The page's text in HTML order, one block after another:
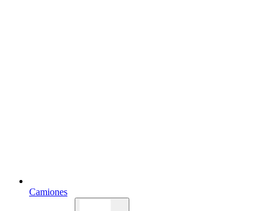
Camiones